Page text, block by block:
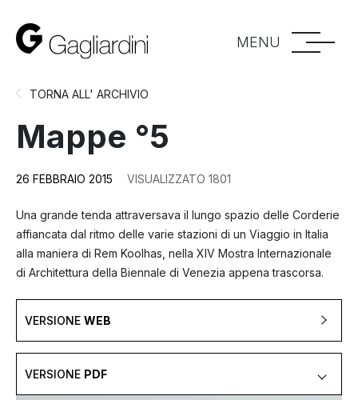
MENU
TORNA ALL' ARCHIVIO
Mappe °5
26 FEBBRAIO 2015 VISUALIZZATO 1801
Una grande tenda attraversava il lungo spazio delle Corderie
affiancata dal ritmo delle varie stazioni di un Viaggio in Italia
alla maniera di Rem Koolhas, nella XIV Mostra Internazionale
di Architettura della Biennale di Venezia appena trascorsa.
VERSIONE WEB
VERSIONE PDF